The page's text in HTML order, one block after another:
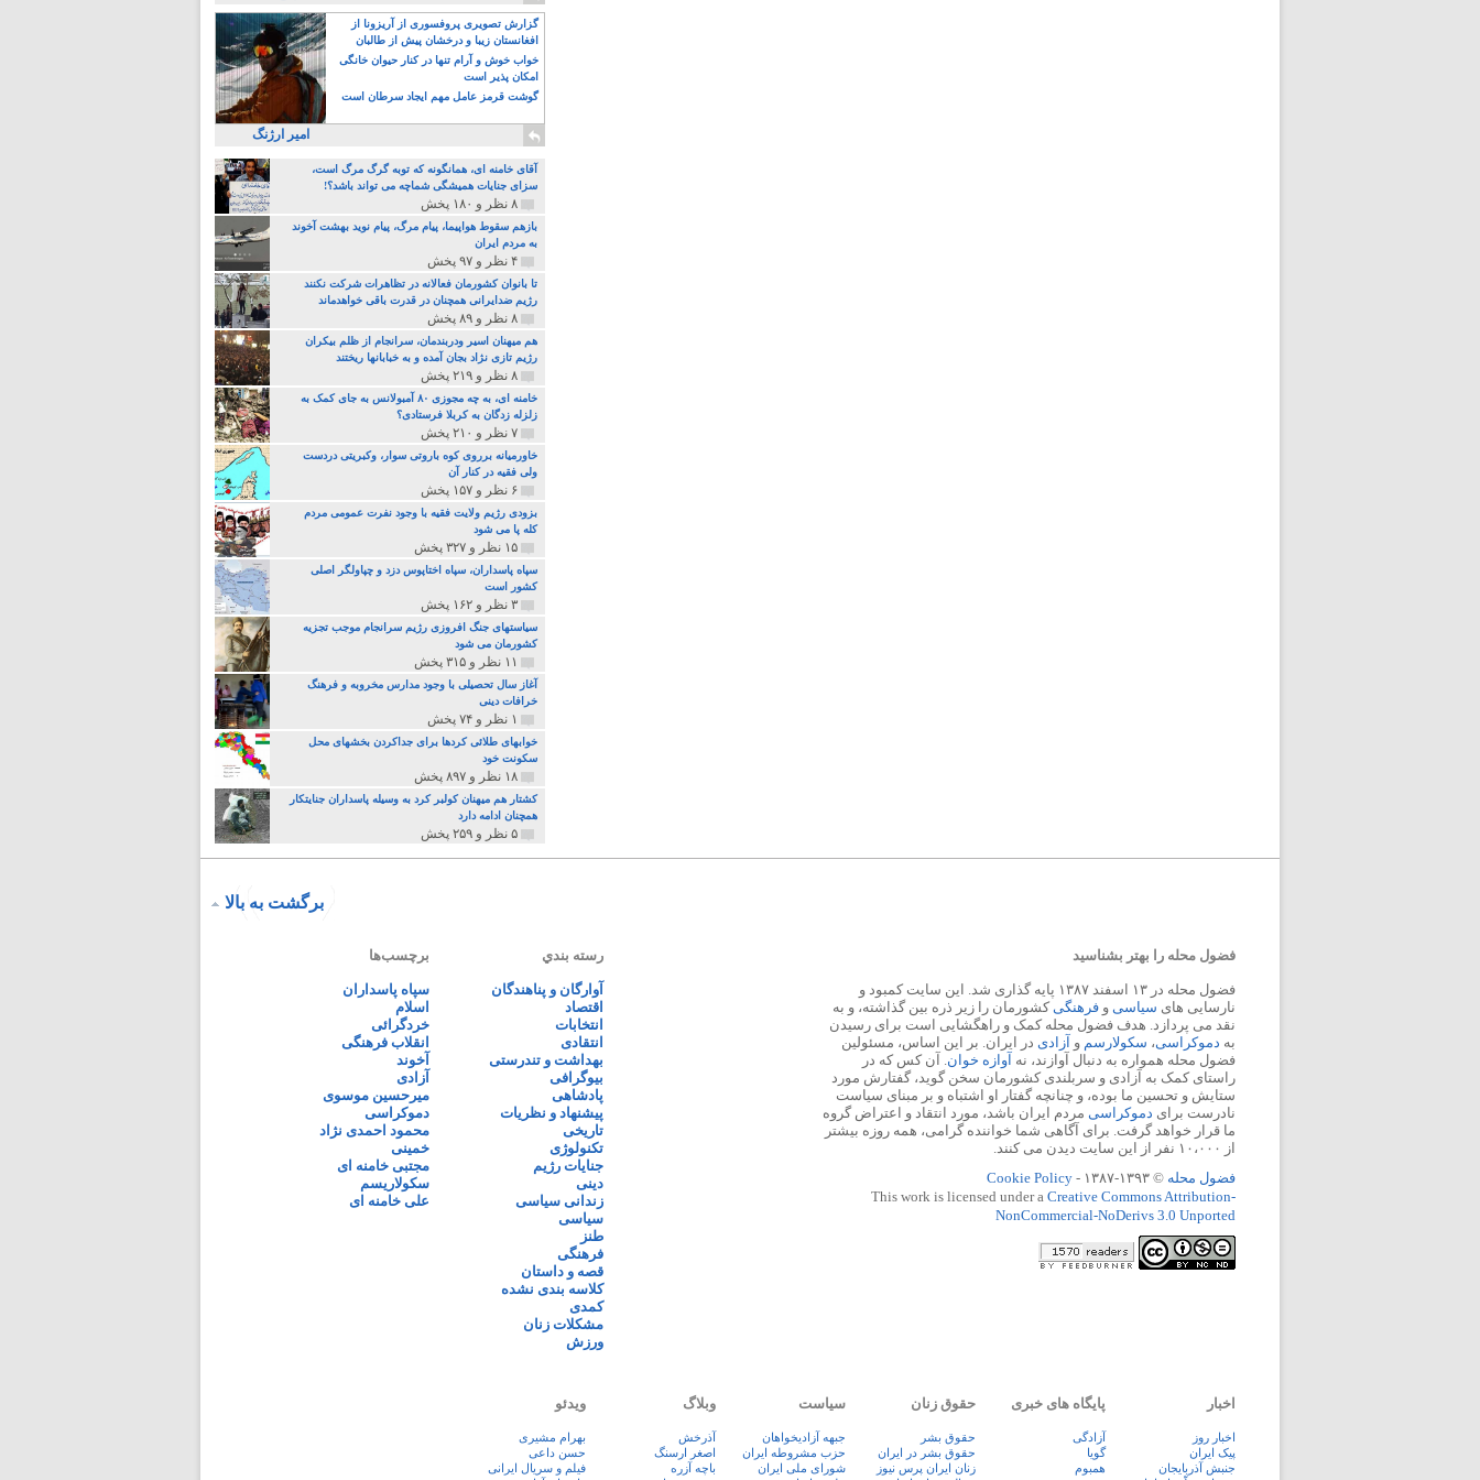
گزارش تصویری پروفسوری از آریزونا از
افغانستان زیبا و درخشان پیش از طالبان
خواب خوش و آرام تنها در کنار حیوان خانگی
امکان پذیر است
گوشت قرمز عامل مهم ایجاد سرطان است
امیر ارژنگ
آقای خامنه ای، همانگونه که توبه گرگ مرگ است،
سزای جنایات همیشگی شماچه می تواند باشد؟!
۸ نظر و ۱۸۰ پخش
بازهم سقوط هواپیما، پیام مرگ، پیام نوید بهشت آخوند
به مردم ایران
۴ نظر و ۹۷ پخش
تا بانوان کشورمان فعالانه در تظاهرات شرکت نکنند
رژیم ضدایرانی همچنان در قدرت باقی خواهدماند
۸ نظر و ۸۹ پخش
هم میهنان اسیر ودربندمان، سرانجام از ظلم بیکران
رژیم تازی نژاد بجان آمده و به خبابانها ریختند
۸ نظر و ۲۱۹ پخش
خامنه ای، به چه مجوزی ۸۰ آمبولانس به جای کمک به
زلزله زدگان به کربلا فرستادی؟
۷ نظر و ۲۱۰ پخش
خاورمیانه برروی کوه باروتی سوار، وکبریتی دردست
ولی فقیه در کنار آن
۶ نظر و ۱۵۷ پخش
بزودی رژیم ولایت فقیه با وجود نفرت عمومی مردم
کله پا می شود
۱۵ نظر و ۳۲۷ پخش
سپاه پاسداران، سپاه اختاپوس دزد و چپاولگر اصلی
کشور است
۳ نظر و ۱۶۲ پخش
سیاستهای جنگ افروزی رژیم سرانجام موجب تجزیه
کشورمان می شود
۱۱ نظر و ۳۱۵ پخش
آغاز سال تحصیلی با وجود مدارس مخروبه و فرهنگ
خرافات دینی
۱ نظر و ۷۴ پخش
خوابهای طلائی کردها برای جداکردن بخشهای محل
سکونت خود
۱۸ نظر و ۸۹۷ پخش
کشتار هم میهنان کولبر کرد به وسیله پاسداران جنایتکار
همچنان ادامه دارد
۵ نظر و ۲۵۹ پخش
برگشت به بالا
فضول محله را بهتر بشناسید
فضول محله در ۱۳ اسفند ۱۳۸۷ پایه گذاری شد. این سایت کمبود و
نارسایی های سیاسی و فرهنگیکشورمان را زیر ذره بین گذاشته، و به
نقد می پردازد. هدف فضول محله کمک و راهگشایی است برای رسیدن
به دموکراسی، سکولارسم و آزادی در ایران. بر این اساس، مسئولین
فضول محله همواره به دنبال آوازند، نه آوازه خوان. آن کس که در
راستای کمک به آزادی و سربلندی کشورمان سخن گوید، گفتارش مورد
ستایش و تحسین ما بوده، و چنانچه گفتار او اشتباه و بر مبنای سیاست
نادرست برای دموکراسی مردم ایران باشد، مورد انتقاد و اعتراض گروه
ما قرار خواهد گرفت. برای آگاهی شما خواننده گرامی، همه روزه بیشتر
از ۱۰،۰۰۰ نفر از این سایت دیدن می کنند.
فضول محله © ۱۳۹۳-۱۳۸۷ -
Cookie Policy
This work is licensed under a Creative Commons Attribution-
NonCommercial-NoDerivs 3.0 Unported
رسته بندي
آوارگان و پناهندگان
اقتصاد
انتخابات
انتقادی
بهداشت و تندرستی
بیوگرافی
پادشاهی
پیشنهاد و نظریات
تاریخی
تکنولوژی
جنایات رژیم
دینی
زندانی سیاسی
سیاسی
طنز
فرهنگی
قصه و داستان
کلاسه بندی نشده
کمدی
مشکلات زنان
ورزش
برچسب‌ها
سپاه پاسداران
اسلام
خردگرائی
انقلاب فرهنگی
آخوند
آزادی
میرحسین موسوی
دموکراسی
محمود احمدی نژاد
خمینی
مجتبی خامنه ای
سکولاریسم
علی خامنه ای
اخبار
اخبار روز
پيک ايران
جنبش آذربایجان
پایگاه های خبری
آزادگی
گویا
همبوم
حقوق زنان
حقوق بشر
حقوق بشر در ایران
زنان ايران پرس نيوز
سیاست
جبهه آزادیخواهان
حزب مشروطه ایران
شورای ملی ایران
وبلاگ
آذرخش
اصغر ارسنگ
باچه آزره
ویدئو
بهرام مشیری
حسن داعی
فيلم و سريال ايرانی